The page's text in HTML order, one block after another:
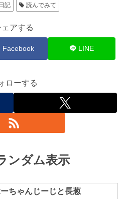
記 読んでみて
ェアする
Facebook LINE
ローする
ンダム表示
ちゃんじーじと長葱